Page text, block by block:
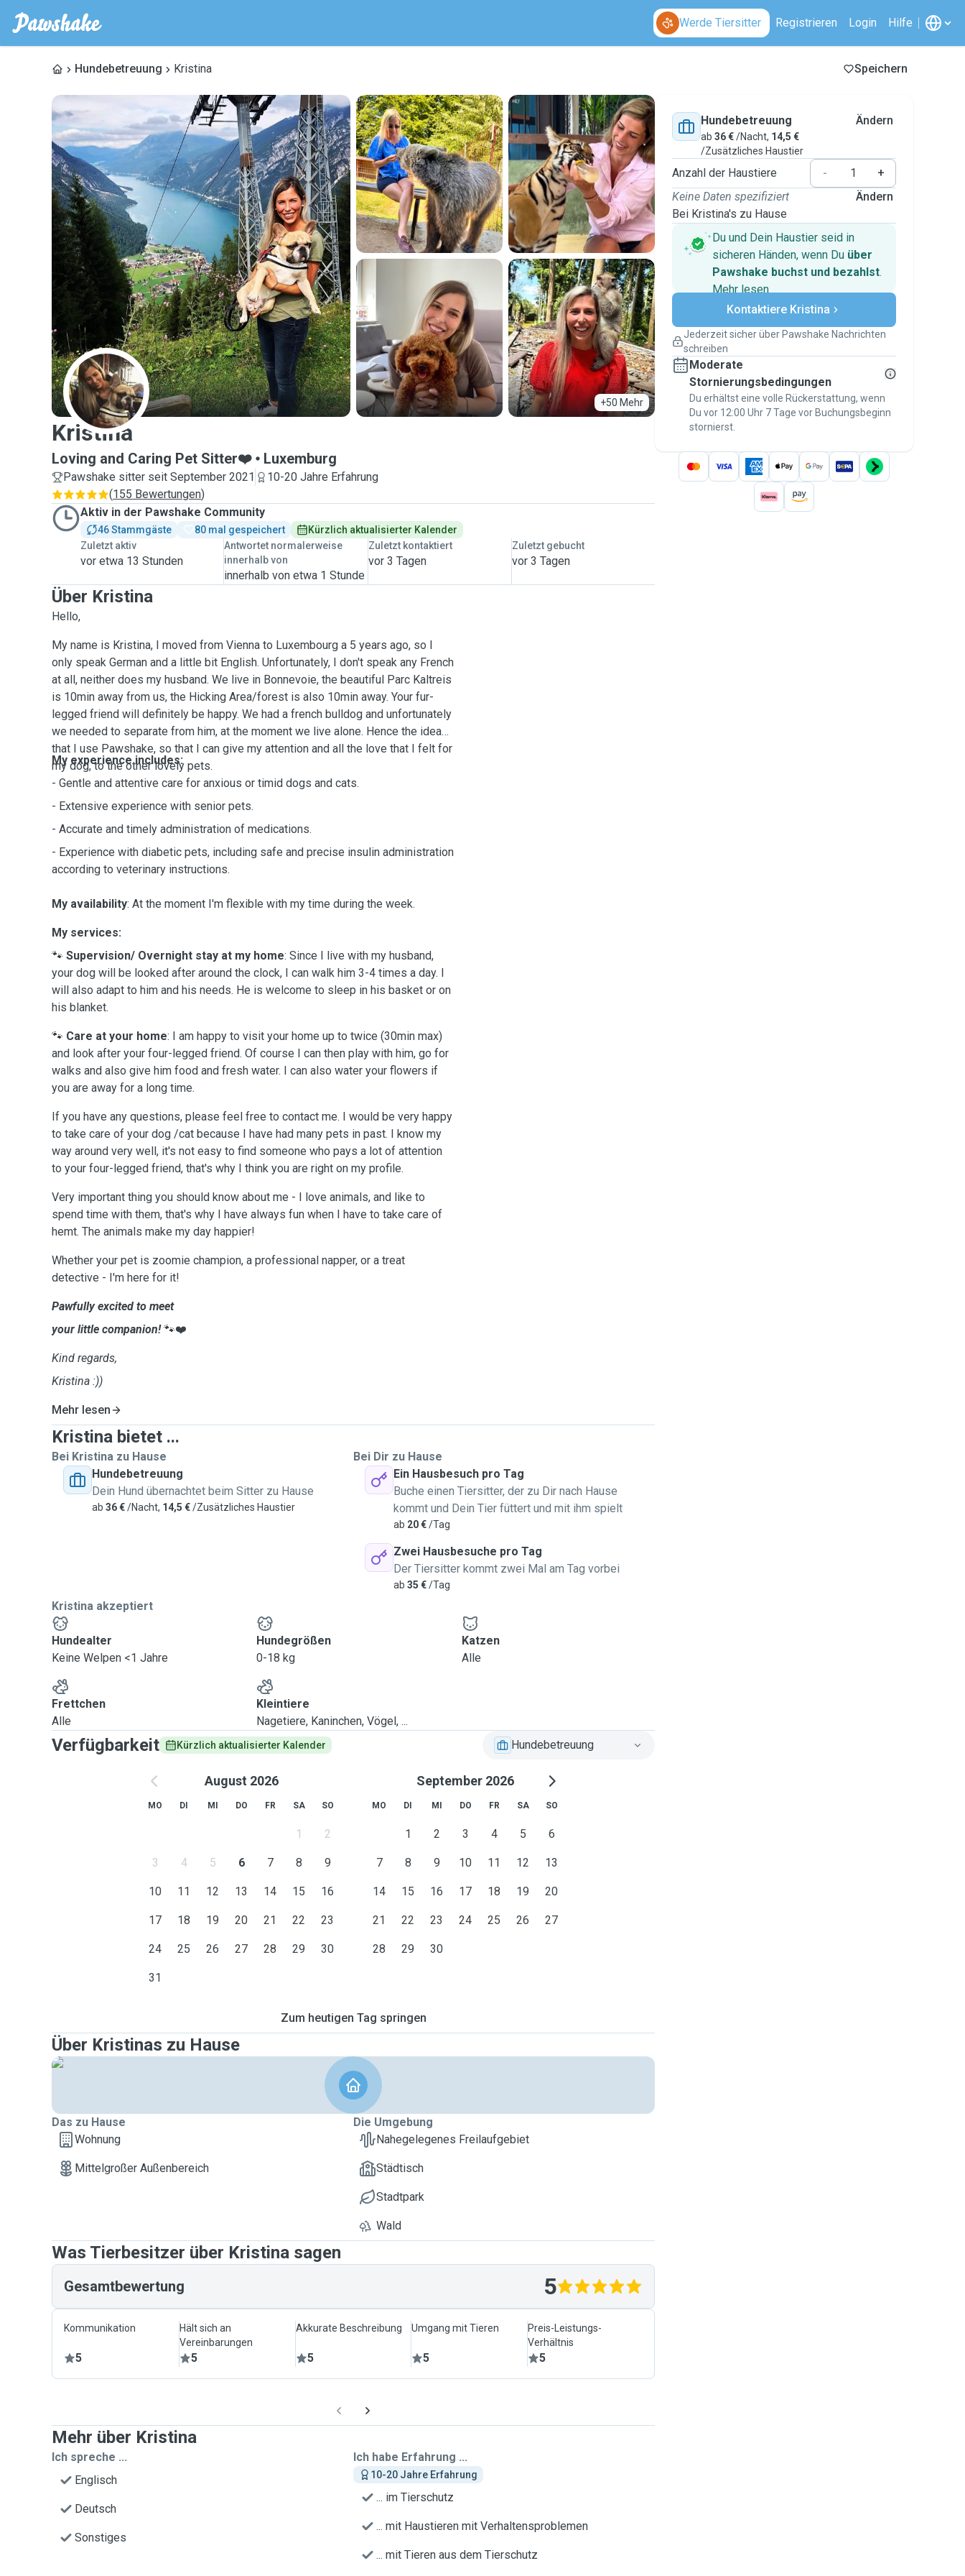
Werde Tiersitter Registrieren Login Hilfe
Hundebetreuung Kristina Speichern
+50 Mehr
K
Kristina
Loving and Caring Pet Sitter❤️ Luxemburg
Pawshake sitter seit September 2021
10-20 Jahre Erfahrung
(155 Bewertungen)
Aktiv in der Pawshake Community
46 Stammgäste 80 mal gespeichert
Kürzlich aktualisierter Kalender
Zuletzt aktiv
vor etwa 13 Stunden
Antwortet normalerweise
innerhalb von
innerhalb von etwa 1 Stunde
Zuletzt kontaktiert
vor 3 Tagen
Zuletzt gebucht
vor 3 Tagen
Über Kristina
Hello,
My name is Kristina, I moved from Vienna to Luxembourg a 5 years ago, so I
only speak German and a little bit English. Unfortunately, I don't speak any French
at all, neither does my husband. We live in Bonnevoie, the beautiful Parc Kaltreis
is 10min away from us, the Hicking Area/forest is also 10min away. Your fur-
legged friend will definitely be happy. We had a french bulldog and unfortunately
we needed to separate from him, at the moment we live alone. Hence the idea
that I use Pawshake, so that I can give my attention and all the love that I felt for
my dog, to the other lovely pets.
My experience includes:
- Gentle and attentive care for anxious or timid dogs and cats.
- Extensive experience with senior pets.
- Accurate and timely administration of medications.
- Experience with diabetic pets, including safe and precise insulin administration
according to veterinary instructions.
My availability: At the moment I'm flexible with my time during the week.
My services:
🐾 Supervision/ Overnight stay at my home: Since I live with my husband,
your dog will be looked after around the clock, I can walk him 3-4 times a day. I
will also adapt to him and his needs. He is welcome to sleep in his basket or on
his blanket.
🐾 Care at your home: I am happy to visit your home up to twice (30min max)
and look after your four-legged friend. Of course I can then play with him, go for
walks and also give him food and fresh water. I can also water your flowers if
you are away for a long time.
If you have any questions, please feel free to contact me. I would be very happy
to take care of your dog /cat because I have had many pets in past. I know my
way around very well, it's not easy to find someone who pays a lot of attention
to your four-legged friend, that's why I think you are right on my profile.
Very important thing you should know about me - I love animals, and like to
spend time with them, that's why I have always fun when I have to take care of
hemt. The animals make my day happier!
Whether your pet is zoomie champion, a professional napper, or a treat
detective - I'm here for it!
Pawfully excited to meet
your little companion!🐾❤️
Kind regards,
Kristina :))
Mehr lesen
Kristina bietet ...
Bei Kristina zu Hause
Hundebetreuung
Dein Hund übernachtet beim Sitter zu Hause
ab 36 €/Nacht, 14,5 €/Zusätzliches Haustier
Bei Dir zu Hause
Ein Hausbesuch pro Tag
Buche einen Tiersitter, der zu Dir nach Hause
kommt und Dein Tier füttert und mit ihm spielt
ab 20 €/Tag
Zwei Hausbesuche pro Tag
Der Tiersitter kommt zwei Mal am Tag vorbei
ab 35 €/Tag
Kristina akzeptiert
Hundealter
Keine Welpen <1 Jahre
Hundegrößen
0-18 kg
Katzen
Alle
Frettchen
Alle
Kleintiere
Nagetiere, Kaninchen, Vögel, ...
Verfügbarkeit Kürzlich aktualisierter Kalender Hundebetreuung
August 2026
MO DI MI DO FR SA SO
1 2
3 4 5 6 7 8 9
10 11 12 13 14 15 16
17 18 19 20 21 22 23
24 25 26 27 28 29 30
31
September 2026
MO DI MI DO FR SA SO
1 2 3 4 5 6
7 8 9 10 11 12 13
14 15 16 17 18 19 20
21 22 23 24 25 26 27
28 29 30
Zum heutigen Tag springen
Über Kristinas zu Hause
Das zu Hause
Wohnung
Mittelgroßer Außenbereich
Die Umgebung
Nahegelegenes Freilaufgebiet
Städtisch
Stadtpark
Wald
Was Tierbesitzer über Kristina sagen
Gesamtbewertung 5
Kommunikation
5
Hält sich an
Vereinbarungen
5
Akkurate Beschreibung
5
Umgang mit Tieren
5
Preis-Leistungs-
Verhältnis
5
Mehr über Kristina
Ich spreche ...
Englisch
Deutsch
Sonstiges
Ich habe Erfahrung ...
10-20 Jahre Erfahrung
... im Tierschutz
... mit Haustieren mit Verhaltensproblemen
... mit Tieren aus dem Tierschutz
Hundebetreuung
ab 36 €/Nacht, 14,5 €
/Zusätzliches Haustier
Ändern
Anzahl der Haustiere -
+
Keine Daten spezifiziert
Bei Kristina's zu Hause
Ändern
Du und Dein Haustier seid in
sicheren Händen, wenn Du über
Pawshake buchst und bezahlst.
Mehr lesenSichere Zahlungen
Unterstützung, falls sich Deine
Versicherte Buchungen
Erledige alles über Pawshake – von der
ersten Nachricht bis zur Bezahlung –, um
über diePawshake-Garantieabgesichert zu
sein
Kontaktiere Kristina
Jederzeit sicher über Pawshake Nachrichten
schreiben
Moderate
Stornierungsbedingungen
Du erhältst eine volle Rückerstattung, wenn
Du vor 12:00 Uhr 7 Tage vor Buchungsbeginn
stornierst.